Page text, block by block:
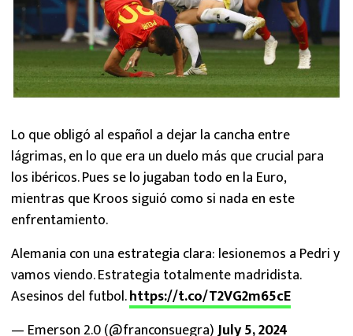
Lo que obligó al español a dejar la cancha entre
lágrimas, en lo que era un duelo más que crucial para
los ibéricos. Pues se lo jugaban todo en la Euro,
mientras que Kroos siguió como si nada en este
enfrentamiento.
Alemania con una estrategia clara: lesionemos a Pedri y
vamos viendo. Estrategia totalmente madridista.
Asesinos del futbol.https://t.co/T2VG2m65cE
— Emerson 2.0 (@franconsuegra)July 5, 2024